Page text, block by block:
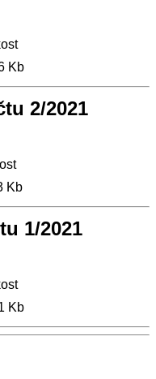
Kb
2/2021
Kb
1/2021
Kb